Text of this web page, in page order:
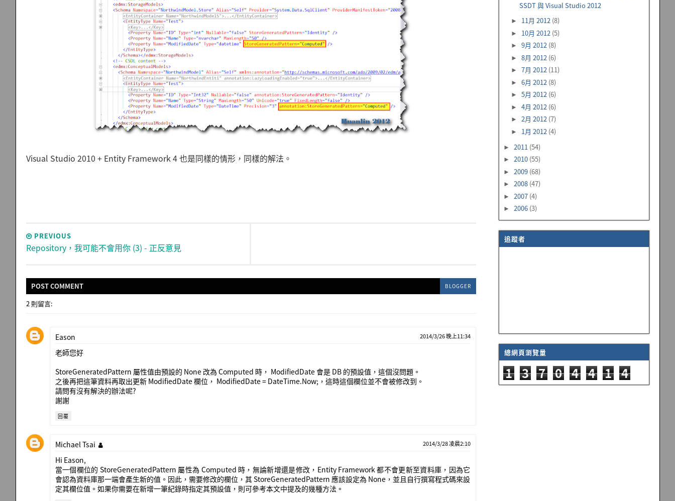
Visual Studio 2010 + Entity Framework 4 也是同樣的情形，同樣的解法。
PREVIOUS
Repository，我可能不會用你 (3) - 正反意見
POSTCOMMENT BLOGGER
2 則留言:
Eason 2014/3/26 晚上11:34
老師您好
StoreGeneratedPattern 屬性值由預設的 None 改為 Computed 時， ModifiedDate 會是 DB 的預設值，這個沒問題。
之後再把這筆資料再取出更新 ModifiedDate 欄位， ModifiedDate = DateTime.Now;，這時這個欄位並不會被修改到。
請問有沒有解決的辦法呢?
謝謝
回覆
Michael Tsai 2014/3/28 凌晨2:10
Hi Eason,
當一個欄位的 StoreGeneratedPattern 屬性為 Computed 時，無論新增還是修改，Entity Framework 都不會更新至資料庫，因為它
會認為資料庫那一端會產生新的值。因此，需要修改的欄位，其 StoreGeneratedPattern 應該設定為 None，並且自行撰寫程式碼來設
定其欄位值。如果你需要在新增一筆紀錄時指定其預設值，則可參考本文中提及的幾種方法。
SSDT 與 Visual Studio 2012
► 11月 2012 (8)
► 10月 2012 (5)
►9月 2012 (8)
►8月 2012 (6)
►7月 2012 (11)
►6月 2012 (8)
►5月 2012 (6)
►4月 2012 (6)
►2月 2012 (7)
► 1月 2012 (4)
► 2011 (54)
► 2010 (55)
► 2009 (68)
► 2008 (47)
► 2007 (4)
► 2006 (3)
追蹤者
總網頁瀏覽量
1 3 7 0 4 4 1 4